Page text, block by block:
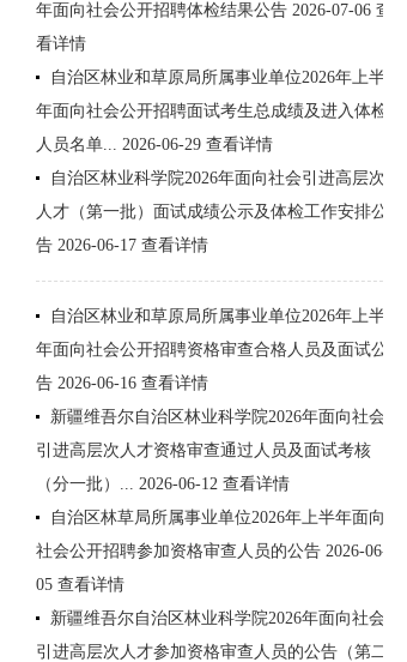
年面向社会公开招聘体检结果公告 2026-07-06 查
看详情
自治区林业和草原局所属事业单位2026年上半
年面向社会公开招聘面试考生总成绩及进入体检
人员名单... 2026-06-29 查看详情
自治区林业科学院2026年面向社会引进高层次
人才（第一批）面试成绩公示及体检工作安排公
告 2026-06-17 查看详情
自治区林业和草原局所属事业单位2026年上半
年面向社会公开招聘资格审查合格人员及面试公
告 2026-06-16 查看详情
新疆维吾尔自治区林业科学院2026年面向社会
引进高层次人才资格审查通过人员及面试考核
（分一批）... 2026-06-12 查看详情
自治区林草局所属事业单位2026年上半年面向
社会公开招聘参加资格审查人员的公告 2026-06-
05 查看详情
新疆维吾尔自治区林业科学院2026年面向社会
引进高层次人才参加资格审查人员的公告（第二